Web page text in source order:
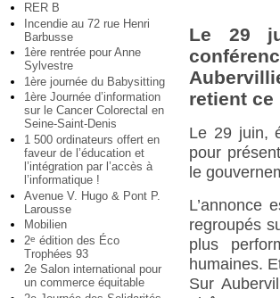
RER B
Incendie au 72 rue Henri
Barbusse
1ère rentrée pour Anne
Sylvestre
1ère journée du Babysitting
1ère Journée d’information
sur le Cancer Colorectal en
Seine-Saint-Denis
1 500 ordinateurs offert en
faveur de l’éducation et
l’intégration par l’accès à
l’informatique !
Avenue V. Hugo & Pont P.
Larousse
Mobilien
2e édition des Éco
Trophées 93
2e Salon international pour
un commerce équitable
Le 29
retient
Le 29 juin,
pour
le
L’annonce
regroupés
plus
humaines.
Sur